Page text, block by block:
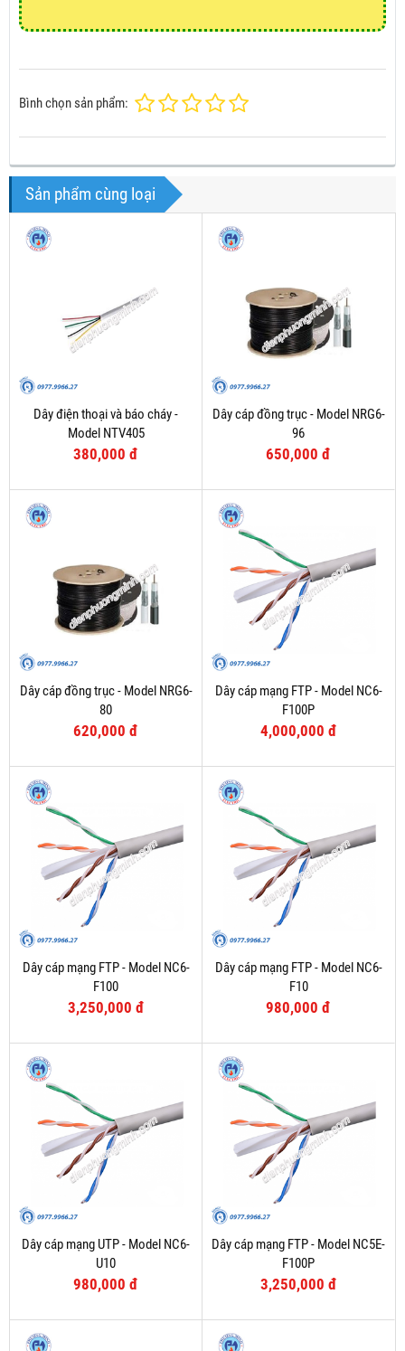
Bình chọn sản phẩm:
Sản phẩm cùng loại
Dây điện thoại và báo cháy -
Model NTV405
380,000 đ
Dây cáp đồng trục - Model NRG6-
96
650,000 đ
Dây cáp đồng trục - Model NRG6-
80
620,000 đ
Dây cáp mạng FTP - Model NC6-
F100P
4,000,000 đ
Dây cáp mạng FTP - Model NC6-
F100
3,250,000 đ
Dây cáp mạng FTP - Model NC6-
F10
980,000 đ
Dây cáp mạng UTP - Model NC6-
U10
980,000 đ
Dây cáp mạng FTP - Model NC5E-
F100P
3,250,000 đ